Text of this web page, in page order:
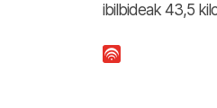
ibilbideak 43,5